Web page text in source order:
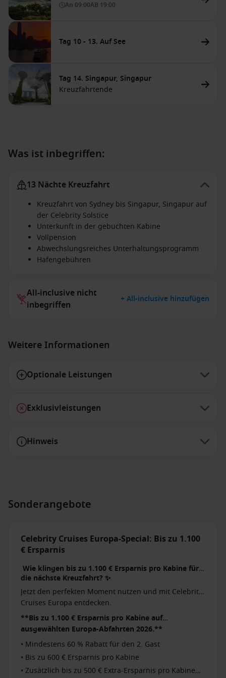
An 09:00AB 19:00
Tag 10 - 13. Auf See
Tag 14. Singapur, Singapur
Kreuzfahrtende
Was ist inbegriffen:
13 Nächte Kreuzfahrt
Kreuzfahrt von Sydney bis Singapur, Singapur auf
der Celebrity Solstice
Unterkunft in der gebuchten Kabine
Vollpension
Abwechslungsreiches Unterhaltungsprogramm
Hafengebühren
All-inclusive nicht
inbegriffen
+ All-inclusive hinzufügen
Weitere Informationen
Optionale Leistungen
Exklusivleistungen
Hinweis
Sonderangebote
Celebrity Cruises Europa-Special: Bis zu 1.100
€ Ersparnis
Wie klingen bis zu 1.100 € Ersparnis pro Kabine für
die nächste Kreuzfahrt? ✨
Jetzt den perfekten Moment nutzen und mit Celebrity
Cruises Europa entdecken.
**Bis zu 1.100 € Ersparnis pro Kabine auf
ausgewählten Europa-Abfahrten 2026.**
• Mindestens 60 % Rabatt für den 2. Gast
• Bis zu 600 € Ersparnis pro Kabine
• Zusätzlich bis zu 500 € Extra-Ersparnis pro Kabine